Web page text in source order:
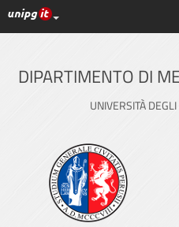
Vai
al
principale
Link ai principali servizi
DIPARTIMENTO DI
UNIVERSITÀ